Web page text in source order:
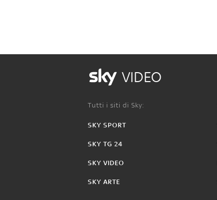
VIDEO
Tutti i siti di Sky:
SKY SPORT
SKY TG 24
SKY VIDEO
SKY ARTE